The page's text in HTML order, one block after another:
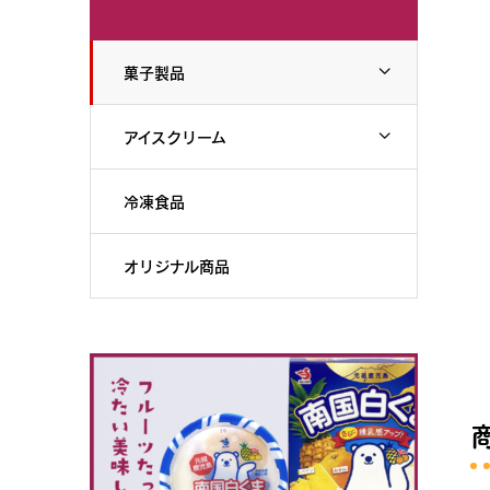
菓子製品
アイスクリーム
冷凍食品
オリジナル商品